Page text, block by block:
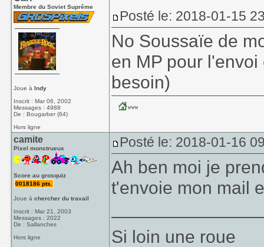
Membre du Soviet Suprême
Joue àIndy
Inscrit : Mar 06, 2002
Messages : 4988
De : Bougarber (64)
Hors ligne
Posté le: 2018-01-15
No Soussaïe de
en MP pour
besoin)
camite
Pixel monstrueux
Score au grosquiz
0018186 pts.
Joue àchercher du travail
Inscrit : Mar 21, 2003
Messages : 2022
De : Sallanches
Hors ligne
Posté le: 2018-01-16
Ah ben moi je
t'envoie mon mail
Si loin une roue